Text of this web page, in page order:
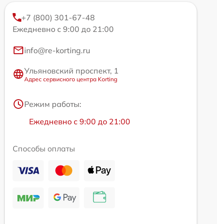
+7 (800) 301-67-48
Ежедневно с 9:00 до 21:00
info@re-korting.ru
Ульяновский проспект, 1
Адрес сервисного центра Korting
Режим работы:
Ежедневно с 9:00 до 21:00
Способы оплаты